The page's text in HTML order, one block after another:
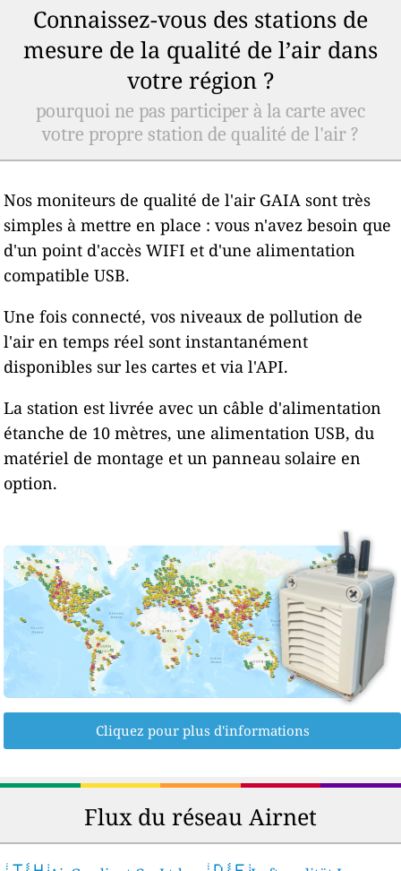
Connaissez-vous des stations de
mesure de la qualité de l’air dans
votre région ?
pourquoi ne pas participer à la carte avec
votre propre station de qualité de l'air ?
Nos moniteurs de qualité de l'air GAIA sont très
simples à mettre en place : vous n'avez besoin que
d'un point d'accès WIFI et d'une alimentation
compatible USB.
Une fois connecté, vos niveaux de pollution de
l'air en temps réel sont instantanément
disponibles sur les cartes et via l'API.
La station est livrée avec un câble d'alimentation
étanche de 10 mètres, une alimentation USB, du
matériel de montage et un panneau solaire en
option.
Cliquez pour plus d'informations
Flux du réseau Airnet